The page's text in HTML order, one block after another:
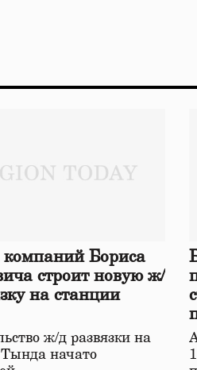
Бориса
строит новую ж/
на станции
ж/д развязки на
начато